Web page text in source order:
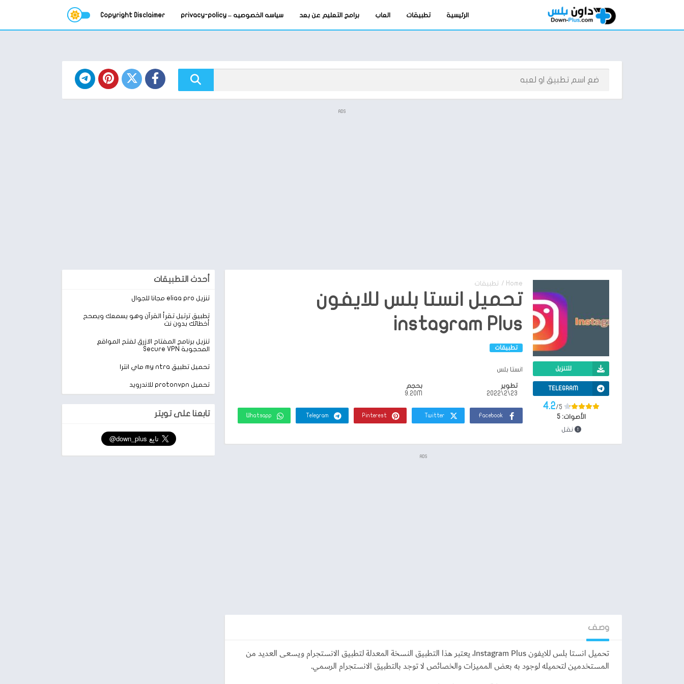
الرئيسية تطبيقات العاب برامج التعليم عن بعد سياسه الخصوصيه – privacy-policy Copyright Disclaimer
ADS
Home
/ تطبيقات
تحميل انستا بلس للايفون
instagram Plus
تطبيقات
انستا بلس للتنزيل
TELEGRAM
4.2/5
الأصوات:5
نقل
تطوير
23\2\2022
بحجم
9.20M
Facebook
Twitter
Pinterest
Telegram
Whatsapp
ADS
وصف
تحميل انستا بلس للايفون Instagram Plus، يعتبر هذا التطبيق النسخة المعدلة لتطبيق الانستجرام ويسعى العديد من
المستخدمين لتحميله لوجود به بعض المميزات والخصائص لا توجد بالتطبيق الانستجرام الرسمي.
أحدث التطبيقات
تنزيل eliaa pro مجانا للجوال
تطبيق ترتيل تقرأ القرآن وهو يسمعك ويصحح
أخطائك بدون نت
تنزيل برنامج المفتاح الازرق لفتح المواقع
المحجوبة Secure VPN
تحميل تطبيق my ntra ماي انترا
تحميل protonvpn للاندرويد
تابعنا على تويتر